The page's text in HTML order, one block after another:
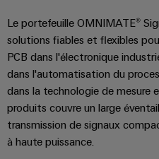
systèmes
de
stockage
d'énergie
(ESS)
Hydrogène
L'hydrogène
comme
technologie
gestion
de
l'énergie
IIoT
et
logiciels
d'automatisation
Solutions
Électronique
Modules
de
relais
techniques
Réparations
et
pièces
de
rechange
partenaires
Distribution
Réseau
de
partenaires
IIoT
et
Le portefeuille OMNIMATE®
solutions fiables et flexibles
PCB dans l'électronique
dans l'automatisation du
dans la technologie de mesure
produits couvre un large
transmission de signaux
à haute puissance.